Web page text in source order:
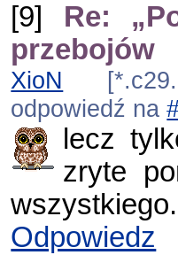
[9] Re:
przebojów
XioN
odpowiedź na
lecz
zryte
Odpowiedz